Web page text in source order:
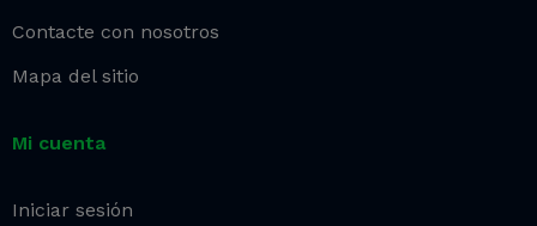
Contacte con nosotros
Mapa del sitio
Mi cuenta
Iniciar sesión